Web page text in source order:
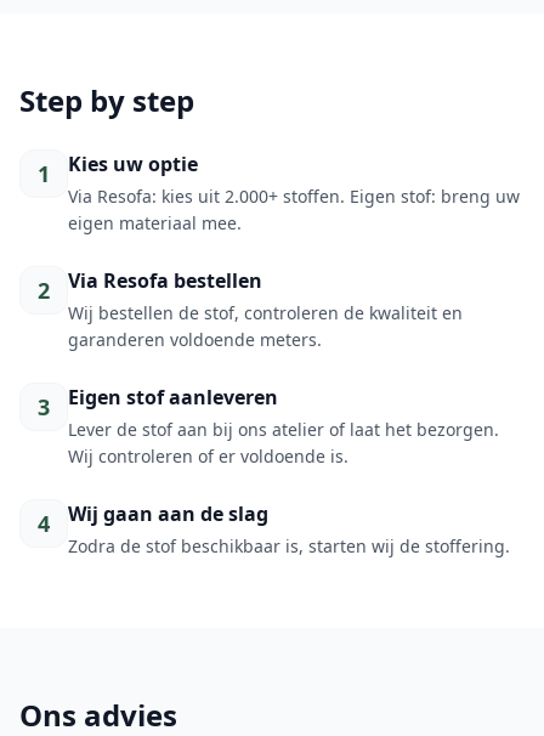
Step by step
1 Kies uw optie
Via Resofa: kies uit 2.000+ stoffen. Eigen stof: breng uw
eigen materiaal mee.
2 Via Resofa bestellen
Wij bestellen de stof, controleren de kwaliteit en
garanderen voldoende meters.
3 Eigen stof aanleveren
Lever de stof aan bij ons atelier of laat het bezorgen.
Wij controleren of er voldoende is.
4 Wij gaan aan de slag
Zodra de stof beschikbaar is, starten wij de stoffering.
Ons advies